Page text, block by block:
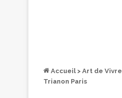
Accueil > Art de Vivre
Trianon Paris